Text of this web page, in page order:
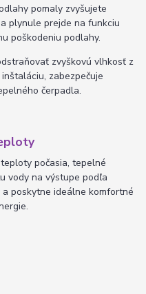
pomaly zvyšujete
a plynule prejde na funkciu
poškodeniu podlahy.
zvyškovú vlhkosť z
zabezpečuje
čerpadla.
počasia, tepelné
vody na výstupe podľa
poskytne ideálne komfortné